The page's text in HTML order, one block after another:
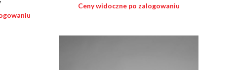
Ceny widoczne po zalogowaniu